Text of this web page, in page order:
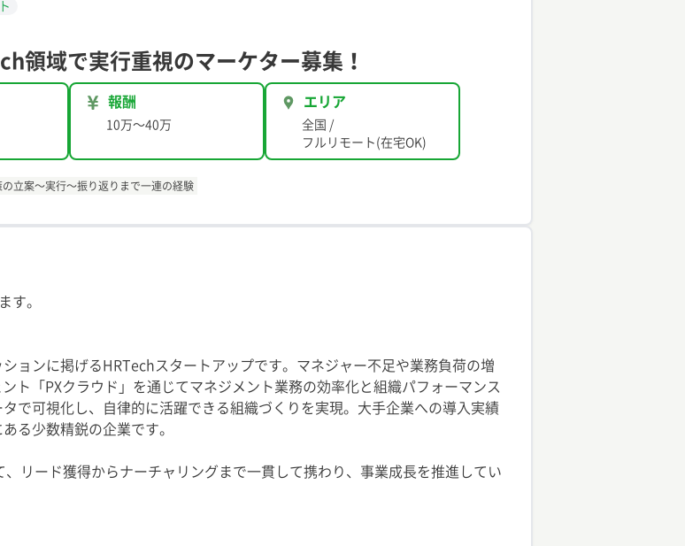
領域で実行重視のマーケター募集！
報酬
10万〜40万
エリア
全国 /
フルリモート(在宅OK)
の立案〜実行〜振り返りまで一連の経験
す。
ョンに掲げるHRTechスタートアップです。マネジャー不足や業務負荷の増
ト「PXクラウド」を通じてマネジメント業務の効率化と組織パフォーマンス
で可視化し、自律的に活躍できる組織づくりを実現。大手企業への導入実績
る少数精鋭の企業です。
リード獲得からナーチャリングまで一貫して携わり、事業成長を推進してい